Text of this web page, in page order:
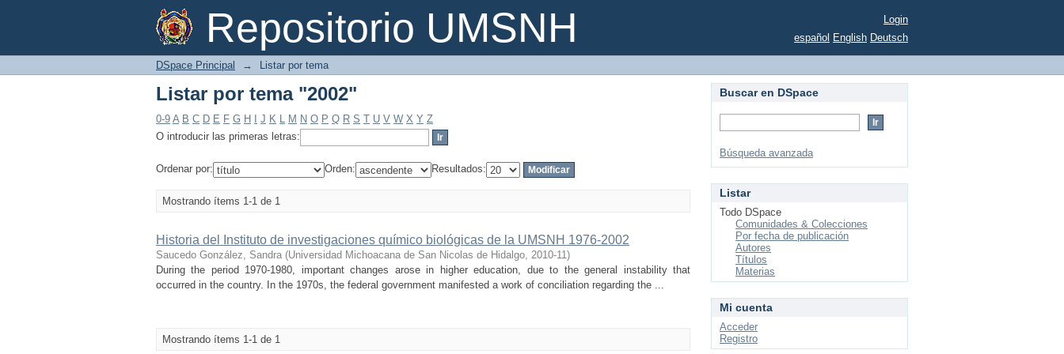
Repositorio UMSNH
Listar por tema "2002"
Login
español English Deutsch
DSpace Principal → Listar por tema
Listar por tema "2002"
0-9 A B C D E F G H J K L M N O P Q R S T U V W X Y Z
O introducir las primeras letras:
Ordenar por: Orden: Resultados:
Mostrando ítems 1-1 de 1
Historia del Instituto de investigaciones químico biológicas de la UMSNH 1976-2002
Saucedo González, Sandra (Universidad Michoacana de San Nicolas de Hidalgo, 2010-11)
During the period 1970-1980, important changes arose in higher education, due to the general instability that
occurred in the country. In the 1970s, the federal government manifested a work of conciliation regarding the ...
Mostrando ítems 1-1 de 1
Buscar en DSpace
Búsqueda avanzada
Listar
Todo DSpace
Comunidades & Colecciones
Por fecha de publicación
Autores
Títulos
Materias
Mi cuenta
Acceder
Registro